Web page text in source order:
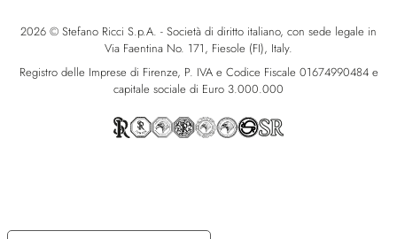
2026 © Stefano Ricci S.p.A. - Società di diritto italiano, con sede legale in
Via Faentina No. 171, Fiesole (FI), Italy.
Registro delle Imprese di Firenze, P. IVA e Codice Fiscale 01674990484 e
capitale sociale di Euro 3.000.000